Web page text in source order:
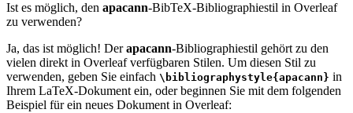
Ist es möglich, den apacann-BibTeX-Bibliographiestil in Overleaf
zu verwenden?
Ja, das ist möglich! Derapacann-Bibliographiestil gehört zu den
vielen direkt in Overleaf verfügbaren Stilen. Um diesen Stil zu
verwenden, geben Sie einfach \bibliographystyle{apacann} in
Ihrem LaTeX-Dokument ein, oder beginnen Sie mit dem folgenden
Beispiel für ein neues Dokument in Overleaf: